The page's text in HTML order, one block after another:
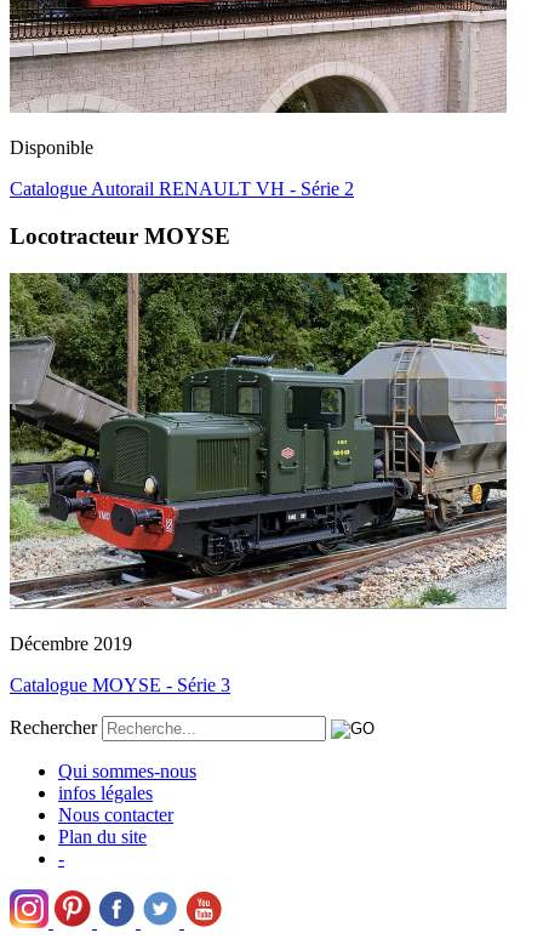
Disponible
Catalogue Autorail RENAULT VH - Série 2
Locotracteur MOYSE
Décembre 2019
Catalogue MOYSE - Série 3
Rechercher
Qui sommes-nous
infos légales
Nous contacter
Plan du site
-